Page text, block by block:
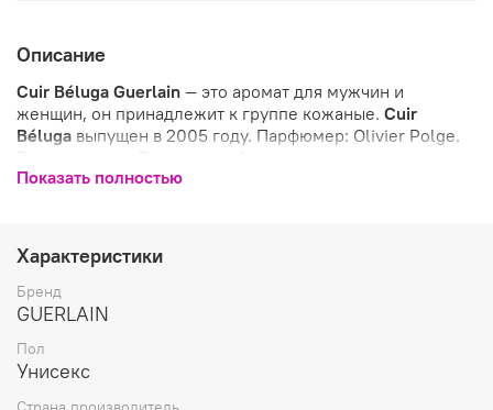
Описание
Cuir Béluga Guerlain — это аромат для мужчин и
женщин, он принадлежит к группе кожаные. Cuir
Béluga выпущен в 2005 году. Парфюмер: Olivier Polge.
Бессмертник и Пачули; базовые ноты: Ваниль, Замша,
Показать полностью
Характеристики
Бренд
GUERLAIN
Пол
Унисекс